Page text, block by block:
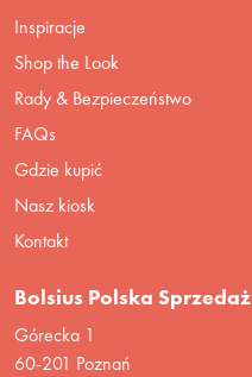
Inspiracje
Shop the Look
Rady & Bezpieczeństwo
FAQs
Gdzie kupić
Nasz kiosk
Kontakt
Bolsius Polska Sprzedaż
Górecka 1
60-201 Poznań